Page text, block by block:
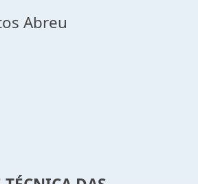
Abreu